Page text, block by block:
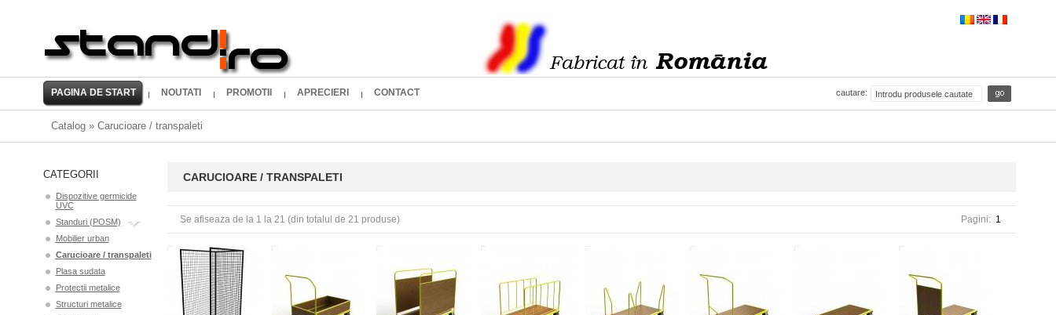
PAGINA DE START NOUTATI PROMOTII APRECIERI CONTACT cautare:
Catalog» Carucioare / transpaleti
CARUCIOARE / TRANSPALETI
Se afiseaza de la 1 la 21 (din totalul de 21 produse) Pagini: 1
CATEGORII
Dispozitive germicide
UVC
Standuri (POSM)
Mobilier urban
Carucioare / transpaleti
Plasa sudata
Protectii metalice
Structuri metalice